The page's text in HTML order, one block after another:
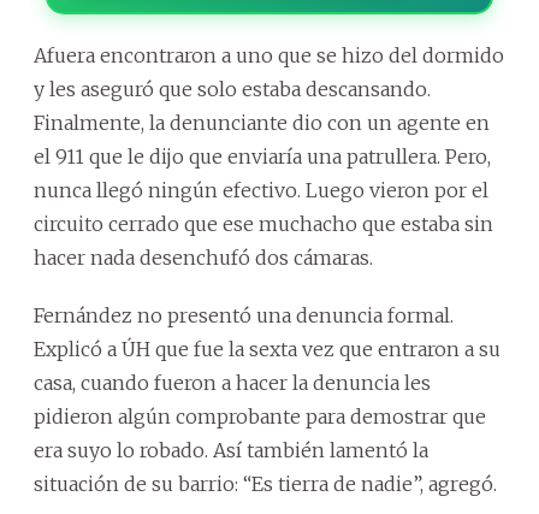
Afuera encontraron a uno que se hizo del dormido
y les aseguró que solo estaba descansando.
Finalmente, la denunciante dio con un agente en
el 911 que le dijo que enviaría una patrullera. Pero,
nunca llegó ningún efectivo. Luego vieron por el
circuito cerrado que ese muchacho que estaba sin
hacer nada desenchufó dos cámaras.
Fernández no presentó una denuncia formal.
Explicó a ÚH que fue la sexta vez que entraron a su
casa, cuando fueron a hacer la denuncia les
pidieron algún comprobante para demostrar que
era suyo lo robado. Así también lamentó la
situación de su barrio: “Es tierra de nadie”, agregó.